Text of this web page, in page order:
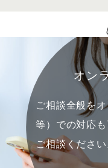
オン
ご相談全般を
等）での対応
ご相談ください